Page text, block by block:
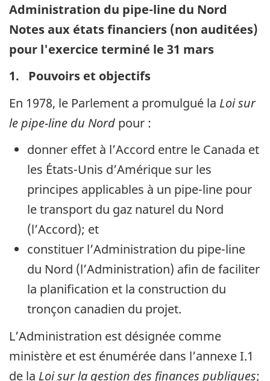
Administration du pipe-line du Nord
Notes aux états financiers (non auditées)
pour l'exercice terminé le 31 mars
1. Pouvoirs et objectifs
En 1978, le Parlement a promulgué la Loi sur
le pipe-line du Nord pour :
donner effet à l’Accord entre le Canada et
les États-Unis d’Amérique sur les
principes applicables à un pipe-line pour
le transport du gaz naturel du Nord
(l’Accord); et
constituer l’Administration du pipe-line
du Nord (l’Administration) afin de faciliter
la planification et la construction du
tronçon canadien du projet.
L’Administration est désignée comme
ministère et est énumérée dans l’annexe I.1
de la Loi sur la gestion des finances publiques;